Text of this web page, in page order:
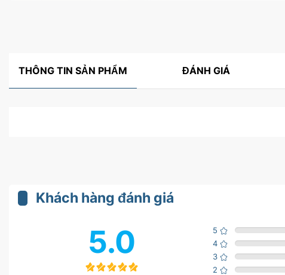
THÔNG TIN SẢN PHẨM ĐÁNH GIÁ
Khách hàng đánh giá
5.0 5
4
3
2